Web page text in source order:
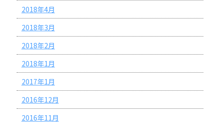
2018年4月
2018年3月
2018年2月
2018年1月
2017年1月
2016年12月
2016年11月